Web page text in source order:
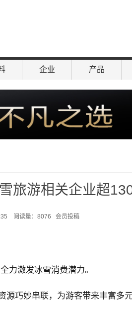
企业 产品
旅游相关企业超
阅读量：8076 会员投稿
力激发冰雪消费潜力。
源巧妙串联，为游客带来丰富多